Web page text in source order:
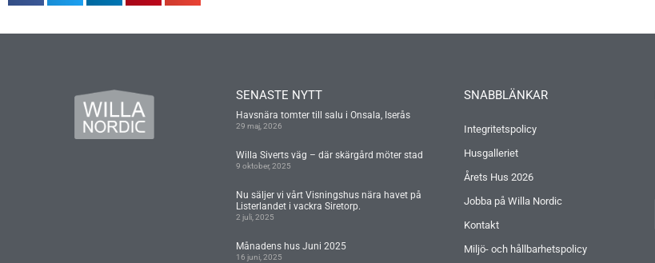
SENASTE NYTT
Havsnära tomter till salu i Onsala, Iserås
29 maj, 2026
Willa Siverts väg – där skärgård möter stad
9 oktober, 2025
Nu säljer vi vårt Visningshus nära havet på
Listerlandet i vackra Siretorp.
2 juli, 2025
Månadens hus Juni 2025
16 juni, 2025
SNABBLÄNKAR
Integritetspolicy
Husgalleriet
Årets Hus 2026
Jobba på Willa Nordic
Kontakt
Miljö- och hållbarhetspolicy